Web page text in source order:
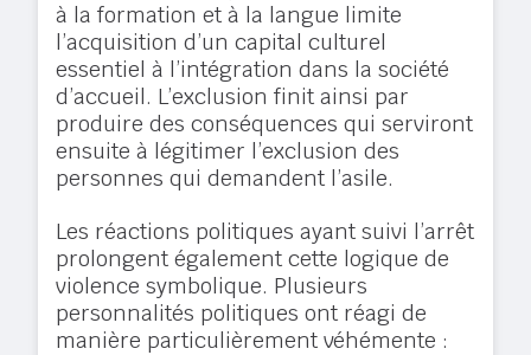
à la formation et à la langue limite
l’acquisition d’un capital culturel
essentiel à l’intégration dans la société
d’accueil. L’exclusion finit ainsi par
produire des conséquences qui serviront
ensuite à légitimer l’exclusion des
personnes qui demandent l’asile.
Les réactions politiques ayant suivi l’arrêt
prolongent également cette logique de
violence symbolique. Plusieurs
personnalités politiques ont réagi de
manière particulièrement véhémente :